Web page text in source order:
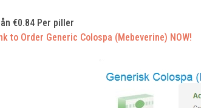
€0.84 Per piller
to Order Generic Colospa (Mebeverine) NOW!